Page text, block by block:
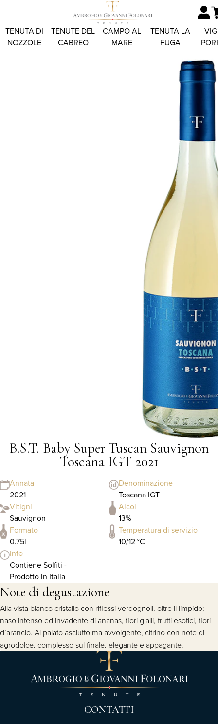
TENUTA DI
NOZZOLE
TENUTE DEL
CABREO
CAMPO AL
MARE
TENUTA LA
FUGA
B.S.T. Baby Super Tuscan Sauvignon
Toscana IGT 2021
Annata
2021
Denominazione
Toscana IGT
Vitigni
Sauvignon
Alcol
13%
Formato
0.75l
Temperatura di servizio
10/12 °C
Info
Contiene Solfiti -
Prodotto in Italia
Note di degustazione
Alla vista bianco cristallo con riflessi verdognoli, oltre il limpido;
naso intenso ed invadente di ananas, fiori gialli, frutti esotici, fiori
d’arancio. Al palato asciutto ma avvolgente, citrino con note di
agrodolce, complesso sul finale, elegante e appagante.
CONTATTI